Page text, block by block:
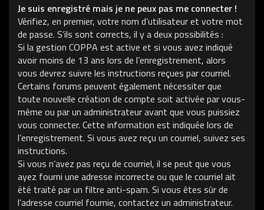
Je suis enregistré mais je ne peux pas me connecter !
Vérifiez, en premier, votre nom d’utilisateur et votre mot
de passe. S’ils sont corrects, il y a deux possibilités :
Si la gestion COPPA est active et si vous avez indiqué
avoir moins de 13 ans lors de l’enregistrement, alors
vous devrez suivre les instructions reçues par courriel.
Certains forums peuvent également nécessiter que
toute nouvelle création de compte soit activée par vous-
même ou par un administrateur avant que vous puissiez
vous connecter. Cette information est indiquée lors de
l’enregistrement. Si vous avez reçu un courriel, suivez ses
instructions.
Si vous n’avez pas reçu de courriel, il se peut que vous
ayez fourni une adresse incorrecte ou que le courriel ait
été traité par un filtre anti-spam. Si vous êtes sûr de
l’adresse courriel fournie, contactez un administrateur.